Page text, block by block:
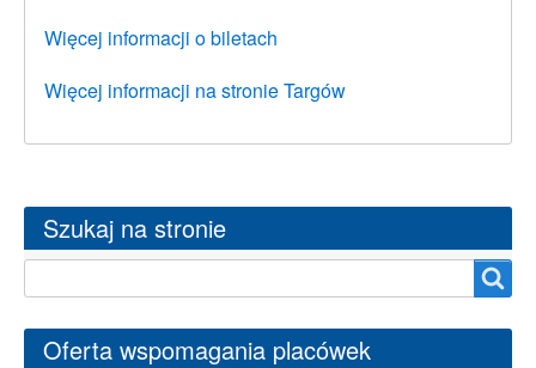
Więcej informacji o biletach
Więcej informacji na stronie Targów
Szukaj na stronie
Oferta wspomagania placówek